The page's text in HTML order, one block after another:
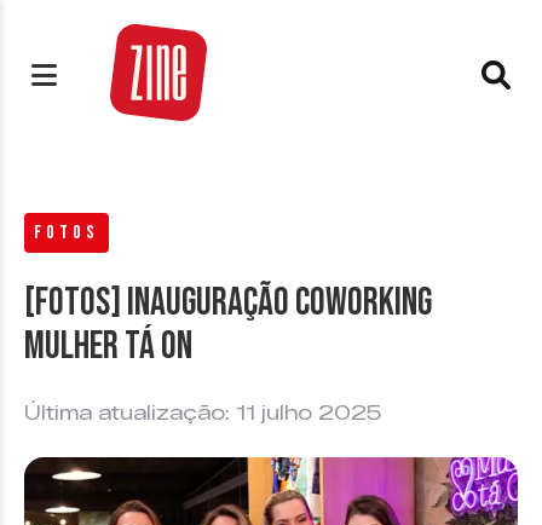
FOTOS
[FOTOS] Inauguração coworking
Mulher tá ON
Última atualização: 11 julho 2025